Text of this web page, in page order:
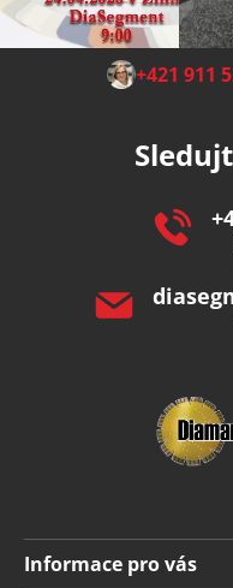
Z +421 911
Informace pro vás